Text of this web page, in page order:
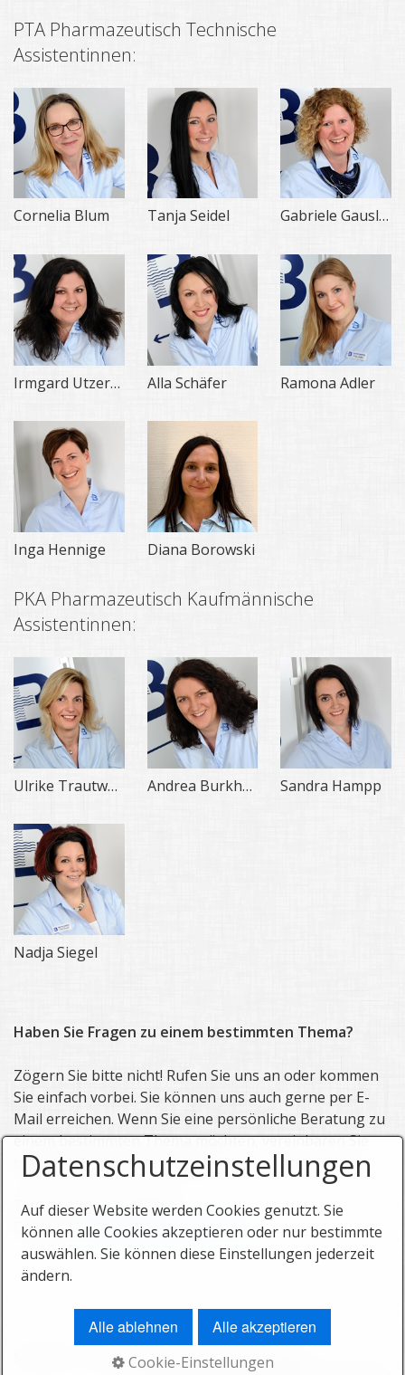
PTA Pharmazeutisch Technische
Assistentinnen:
Cornelia Blum Tanja Seidel Gabriele Gausling
Irmgard Utzerath Alla Schäfer Ramona Adler
Inga Hennige Diana Borowski
PKA Pharmazeutisch Kaufmännische
Assistentinnen:
Ulrike Trautwein Andrea Burkhart Sandra Hampp
Nadja Siegel
Haben Sie Fragen zu einem bestimmten Thema?
Zögern Sie bitte nicht! Rufen Sie uns an oder kommen
Sie einfach vorbei. Sie können uns auch gerne per E-
Mail erreichen. Wenn Sie eine persönliche Beratung zu
einem bestimmten Thema möchten, vereinbaren Sie
bitte einen geeigneten Termin.
Telefon: 08341 / 99589-0
E-Mail:service@brunnenapo-kf.de
Kontakt Impressum
Datenschutz
Datenschutzeinstellungen
Auf dieser Website werden Cookies genutzt. Sie
können alle Cookies akzeptieren oder nur bestimmte
auswählen. Sie können diese Einstellungen jederzeit
ändern.
Alle ablehnen Alle akzeptieren
Cookie-Einstellungen